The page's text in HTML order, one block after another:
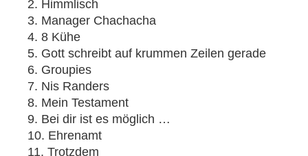
2. Himmlisch
3. Manager Chachacha
4. 8 Kühe
5. Gott schreibt auf krummen Zeilen gerade
6. Groupies
7. Nis Randers
8. Mein Testament
9. Bei dir ist es möglich …
10. Ehrenamt
11. Trotzdem